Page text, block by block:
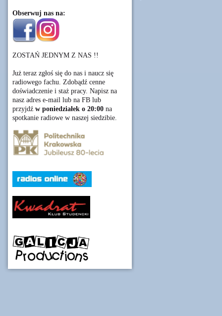
Obserwuj nas na:
ZOSTAŃ JEDNYM Z NAS !!
Już teraz zgłoś się do nas i naucz się
radiowego fachu. Zdobądź cenne
doświadczenie i staż pracy. Napisz na
nasz adres e-mail lub na FB lub
przyjdź w poniedziałek o 20:00 na
spotkanie radiowe w naszej siedzibie.